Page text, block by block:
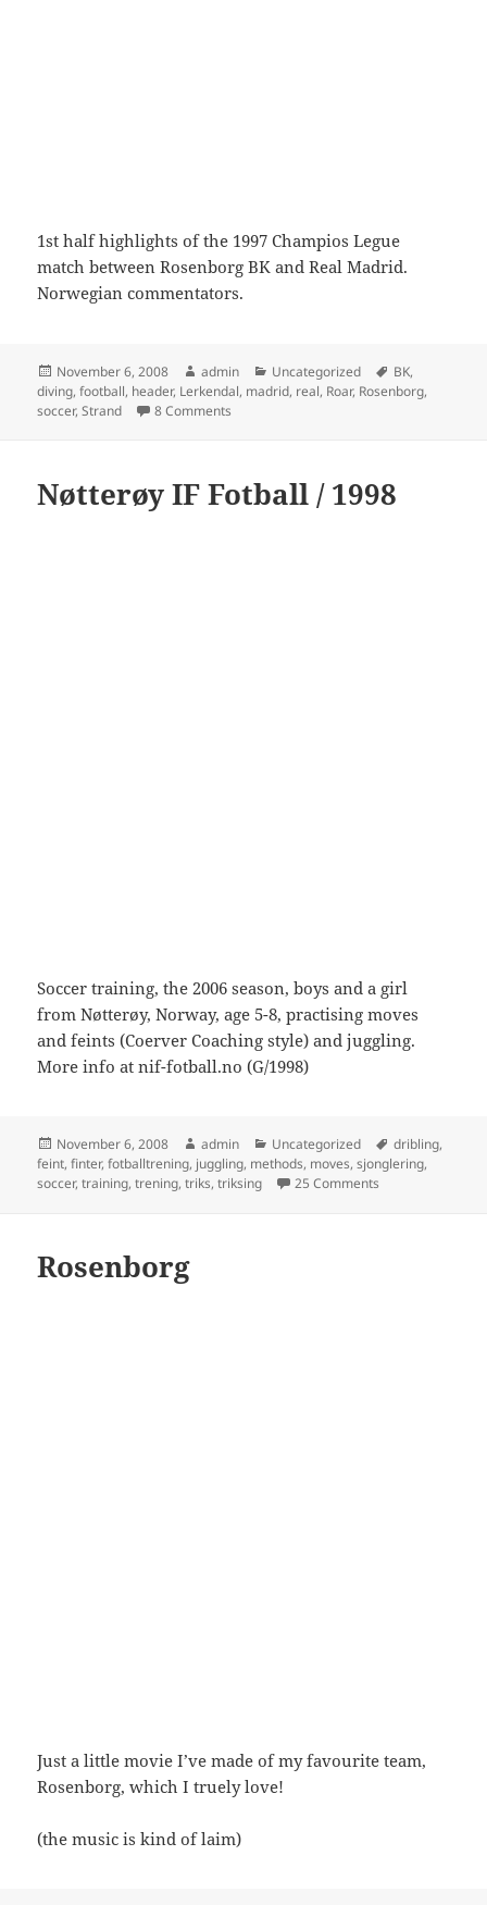
1st half highlights of the 1997 Champios Legue
match between Rosenborg BK and Real Madrid.
Norwegian commentators.
Posted
on
November 6, 2008 Author
admin Categories
Uncategorized Tags
BK,
diving,football, header, Lerkendal, madrid, real, Roar, Rosenborg,
soccer,Strand 8 Comments
Nøtterøy IF Fotball / 1998
Soccer training, the 2006 season, boys and a girl
from Nøtterøy, Norway, age 5-8, practising moves
and feints (Coerver Coaching style) and juggling.
More info at nif-fotball.no (G/1998)
Posted
on
November 6, 2008 Author
admin Categories
Uncategorized Tags
dribling,
feint,finter,fotballtrening, juggling, methods, moves,sjonglering,
soccer,training,trening,triks,triksing 25 Comments
Rosenborg
Just a little movie I’ve made of my favourite team,
Rosenborg, which I truely love!
(the music is kind of laim)